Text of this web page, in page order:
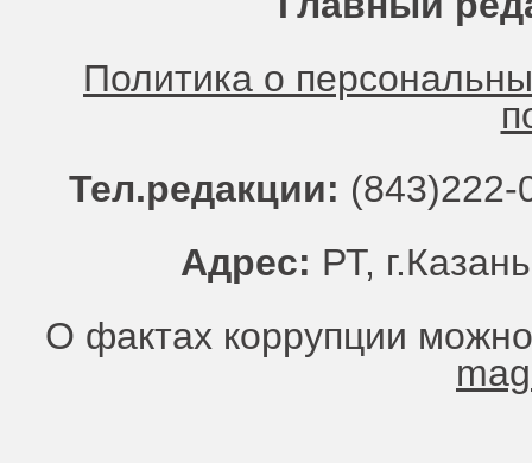
Политика о
Тел.редакции:
Адрес: РТ,
О фактах коррупции